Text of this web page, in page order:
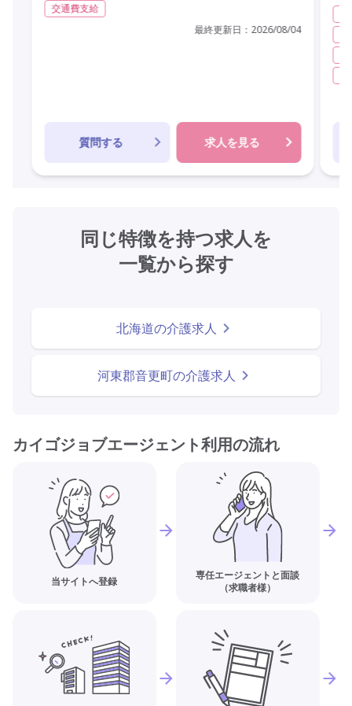
交通費支給
最終更新日： 2026/08/04
質問する 求人を見る
同じ特徴を持つ求人を
一覧から探す
北海道の介護求人
河東郡音更町の介護求人
カイゴジョブエージェント利用の流れ
当サイトへ登録
専任エージェントと面談
（求職者様）